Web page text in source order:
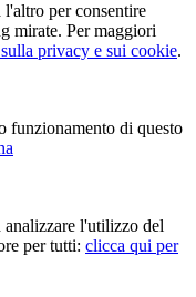
per consentire
mirate. Per maggiori
privacy e sui cookie.
funzionamento di questo
l'utilizzo del
per tutti: clicca qui per